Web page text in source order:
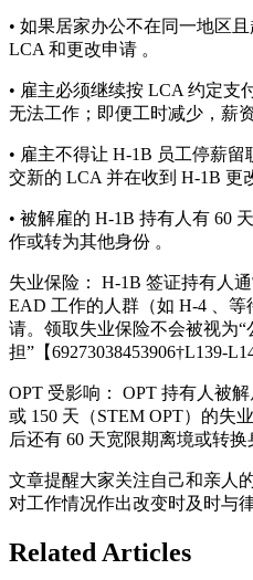
• 如果居家办公不在同一地区
LCA 和更改申请 。
• 雇主必须继续按 LCA 约定支
无法工作；即便工时减少，薪
• 雇主不得让 H‑1B 员工停薪
交新的 LCA 并在收到 H‑1B 更
• 被解雇的 H‑1B 持有人有 60
作或转为其他身份 。
失业保险： H‑1B 签证持有人
EAD 工作的人群（如 H‑4 、等
请。领取失业保险不会被视为“
担”【69273038453906†L139-
OPT 受影响： OPT 持有人被解
或 150 天（STEM OPT）的失
后还有 60 天宽限期离境或转换
文章提醒大家关注自己和亲人
对工作情况作出改变时及时与
Related Articles